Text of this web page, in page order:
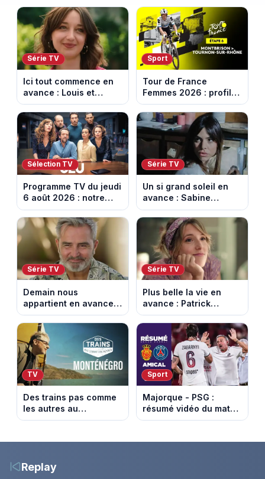
Série TV
Ici tout commence en
avance : Louis et
Jasmine enfin en
couple. Episode du 7
août 2026 (spoiler)
Sport
Tour de France
Femmes 2026 : profil
et horaires de la 6e
étape entre
Montbrison et
Tournon-sur-Rhône
Sélection TV
Programme TV du jeudi
6 août 2026 : notre
sélection pour votre
soirée télé
Série TV
Un si grand soleil en
avance : Sabine
menacée par Céleste.
Episode du 7 août
2026 (spoiler).
Série TV
Demain nous
appartient en avance:
Alex révèle son lourd
secret. Episode du 7
août 2026.
Série TV
Plus belle la vie en
avance : Patrick
victime d’un malaise.
Episode du 7 août
2026 (spoiler)
TV
Des trains pas comme
les autres au
Monténégro : Philippe
l’Adriatique
Sport
Majorque - PSG :
résumé vidéo du match
amical du 5 août 2026
Replay